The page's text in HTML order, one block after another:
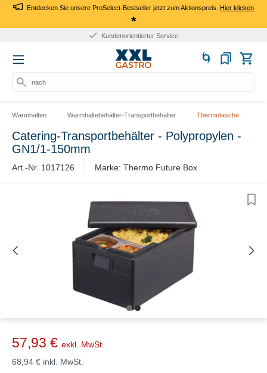
Entdecken Sie unsere ProSelect-Bestseller jetzt zum Aktionspreis.Hier klicken
*
Kundenorientierter Service
nach P
Warmhalten Warmhaltebehälter-Transportbehälter Thermotasche
Catering-Transportbehälter - Polypropylen -
GN1/1-150mm
Art.-Nr. 1017126 Marke: Thermo Future Box
57,93 € exkl. MwSt.
68,94 € inkl. MwSt.